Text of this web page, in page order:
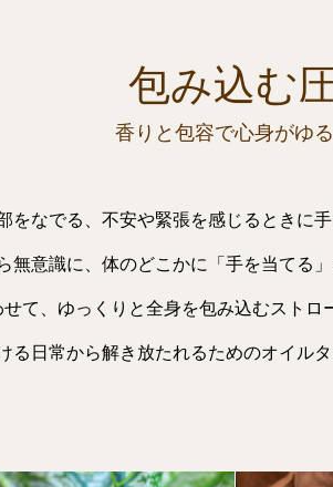
包み込む
香りと包容で心身がゆ
をなでる、不安や緊張を感じるときに
無意識に、体のどこかに「手を当てる
て、ゆっくりと全身を包み込むストロ
る日常から解き放たれるためのオイル